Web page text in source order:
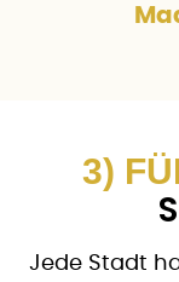
3)
Jede Stadt